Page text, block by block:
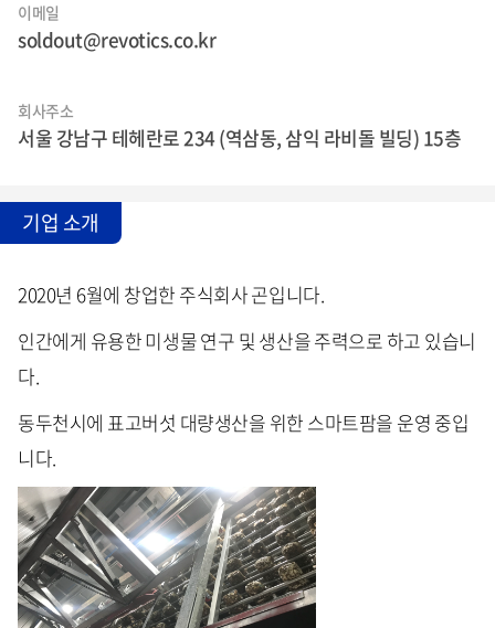
이메일
soldout@revotics.co.kr
회사주소
서울 강남구 테헤란로 234 (역삼동, 삼익 라비돌 빌딩) 15층
기업 소개
2020년 6월에 창업한 주식회사 곤입니다.
인간에게 유용한 미생물 연구 및 생산을 주력으로 하고 있습니
다.
동두천시에 표고버섯 대량생산을 위한 스마트팜을 운영 중입
니다.